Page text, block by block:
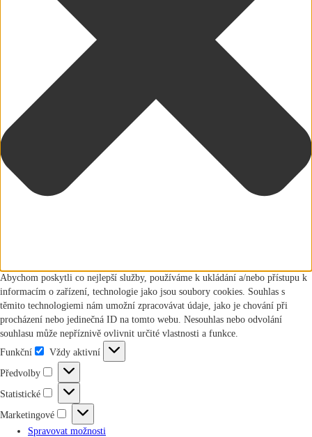
Abychom poskytli co nejlepší služby, používáme k ukládání a/nebo přístupu k
informacím o zařízení, technologie jako jsou soubory cookies. Souhlas s
těmito technologiemi nám umožní zpracovávat údaje, jako je chování při
procházení nebo jedinečná ID na tomto webu. Nesouhlas nebo odvolání
souhlasu může nepříznivě ovlivnit určité vlastnosti a funkce.
Funkční
Funkční
Vždy aktivní
Předvolby
Předvolby
Statistické
Statistické
Marketingové
Marketingové
Spravovat možnosti